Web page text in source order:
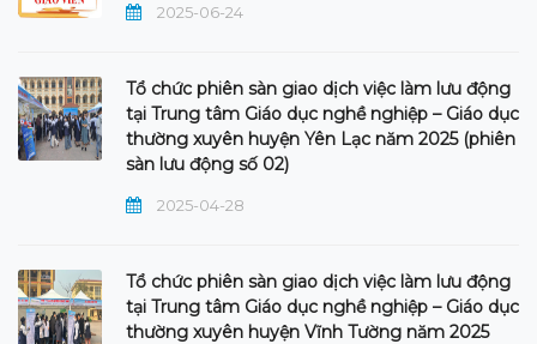
2025-06-24
Tổ chức phiên sàn giao dịch việc làm lưu động
tại Trung tâm Giáo dục nghề nghiệp – Giáo dục
thường xuyên huyện Yên Lạc năm 2025 (phiên
sàn lưu động số 02)
2025-04-28
Tổ chức phiên sàn giao dịch việc làm lưu động
tại Trung tâm Giáo dục nghề nghiệp – Giáo dục
thường xuyên huyện Vĩnh Tường năm 2025